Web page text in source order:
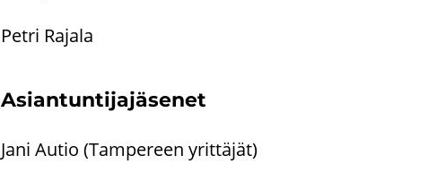
Petri Ra­ja­la
Asian­tun­ti­ja­jä­se­net
Jani Autio (Tam­pe­reen yrit­tä­jät)